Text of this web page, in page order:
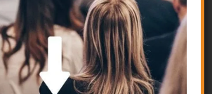
der Projekte in
System –